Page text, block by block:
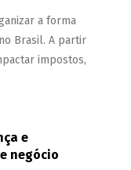
a forma
Brasil. A partir
impostos,
e
negócio